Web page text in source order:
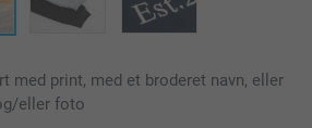
med print, med et broderet navn, eller
eller foto